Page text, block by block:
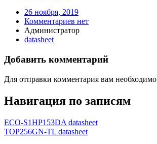
26 ноября, 2019
Комментариев нет
Администратор
datasheet
Добавить комментарий
Для отправки комментария вам необходимо
Навигация по записям
ECO-S1HP153DA datasheet
TOP256GN-TL datasheet